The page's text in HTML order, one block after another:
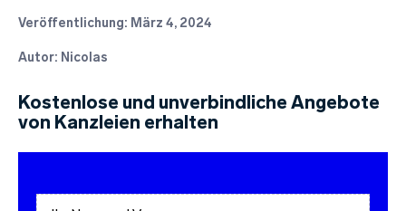
Veröffentlichung: März 4, 2024
Autor: Nicolas
Kostenlose und unverbindliche Angebote
von Kanzleien erhalten